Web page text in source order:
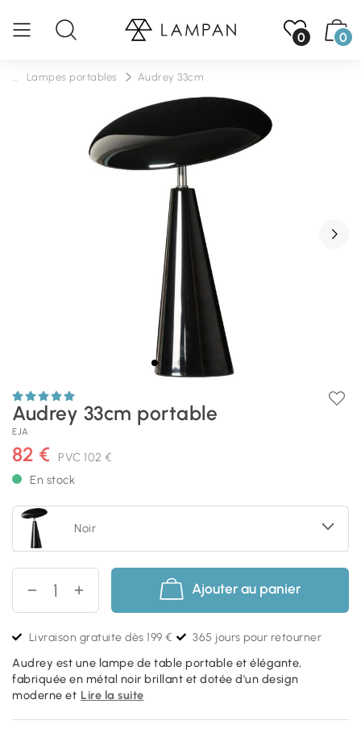
0 0
Lampes portables Audrey 33cm
Audrey 33cm portable
EJA
82 € PVC 102 €
En stock
Noir
Ajouter au panier
Livraison gratuite dès 199 € 365 jours pour retourner
Audrey est une lampe de table portable et élégante,
fabriquée en métal noir brillant et dotée d'un design
moderne et Lire la suite